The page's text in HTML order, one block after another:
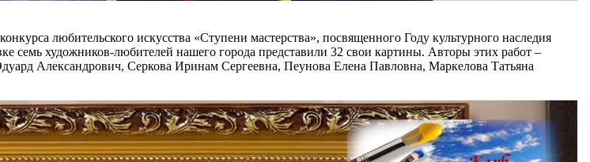
любительского искусства «Ступени мастерства», посвященного Году культурного наследия
семь художников-любителей нашего города представили 32 свои картины. Авторы этих работ –
Александрович, Серкова Иринам Сергеевна, Пеунова Елена Павловна, Маркелова Татьяна